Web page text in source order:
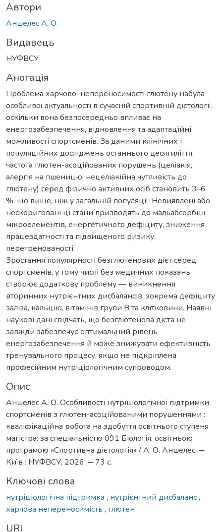
Автори
Аншелес А. О.
Видавець
НУФВСУ
Анотація
Проблема харчової непереносимості глютену набула
особливої актуальності в сучасній спортивній дієтології,
оскільки вона безпосередньо впливає на
енергозабезпечення, відновлення та адаптаційні
можливості спортсменів. За даними клінічних і
популяційних досліджень останнього десятиліття,
частота глютен-асоційованих порушень (целіакія,
алергія на пшеницю, нецеліакійна чутливість до
глютену) серед фізично активних осіб становить 3–6
%, що вищe, ніж у загальній популяції. Невиявлені або
нескориговані ці стани призводять до мальабсорбції
мікроелементів, енергетичного дефіциту, зниження
працездатності та підвищеного ризику
перетренованості.
Зростання популярності безглютенових дієт серед
спортсменів, у тому числі без медичних показань,
створює додаткову проблему — виникнення
вторинних нутрієнтних дисбалансів, зокрема дефіциту
заліза, кальцію, вітамінів групи B та клітковини. Наявні
наукові дані свідчать, що безглютенова дієта не
завжди забезпечує оптимальний рівень
енергозабезпечення й може знижувати ефективність
тренувального процесу, якщо не підкріплена
професійним нутріціологічним супроводом.
Опис
Аншелес А. О. Особливості нутріціологічної підтримки
спортсменів з глютен-асоційованими порушеннями :
кваліфікаційна робота на здобуття освітнього ступеня
магістра: за спеціальністю 091 Біологія, освітньою
програмою «Спортивна дієтологія» / А. О. Аншелес. ─
Київ : НУФВСУ, 2026. ─ 73 с.
Ключові слова
нутріціологічна підтримка , нутрієнтний дисбаланс,
харчова непереносимість , глютен
URI